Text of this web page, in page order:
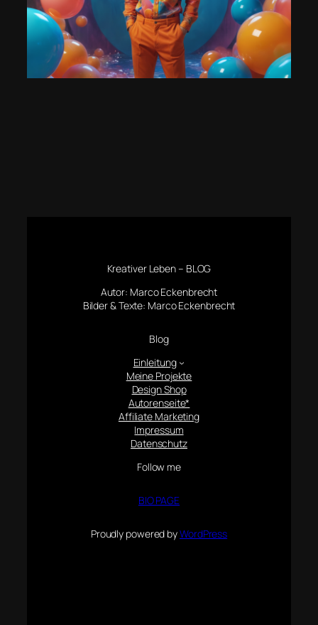
Kreativer Leben – BLOG
Autor: Marco Eckenbrecht
Bilder & Texte: Marco Eckenbrecht
Blog
Einleitung
Meine Projekte
Design Shop
Autorenseite*
Affiliate Marketing
Impressum
Datenschutz
Follow me
BIO PAGE
Proudly powered byWordPress